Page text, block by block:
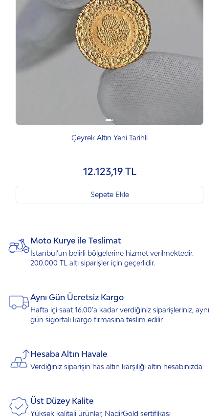
Çeyrek Altın Yeni Tarihli
12.123,19 TL
Sepete Ekle
Moto Kurye ile Teslimat
İstanbul’un belirli bölgelerine hizmet verilmektedir.
200.000 TL altı siparişler için geçerlidir.
Aynı Gün Ücretsiz Kargo
Hafta içi saat 16.00'a kadar verdiğiniz siparişleriniz, aynı
gün sigortalı kargo firmasına teslim edilir.
Hesaba Altın Havale
Verdiğiniz siparişin has altın karşılığı altın hesabınızda
Üst Düzey Kalite
Yüksek kaliteli ürünler, NadirGold sertifikası